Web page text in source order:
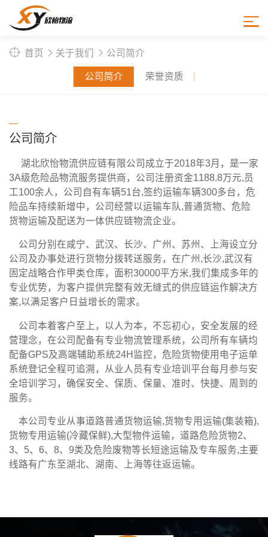
aboutus
关于我们
首页 关于我们 公司简介
公司简介 荣誉资质
公司简介
湖北欣怡物流供应链有限公司成立于2018年3月，是一家
3A级危险品物流服务提供商，公司注册资金1188.8万元,员
工100余人，公司自有车辆51台,签约运输车辆300多台，危
险品车持续新增中，公司经营以运输车队,普通货物、危险
货物运输及配送为一体供应链物流企业。
公司分别在咸宁、武汉、长沙、广州、苏州、上海设立分
公司及办事处进行货物分拨转送服务，在广州,长沙,武汉有
固定战略合作甲类仓库，面积30000平方米,我们集成多年的
专业优势，为客户提供完整有效无缝式的供应链运作解决方
案,以满足客户日益增长的需求。
公司本着客户至上，以人为本，不忘初心，安全发展的经
营理念，在公司配备有专业物流管理系统，公司所有车辆均
配备GPS及高端辅助系统24H监控，危险货物使用电子运单
系统登记全程可追溯，从业人员有专业培训平台每月参与安
全培训学习，确保安全、保质、保量、准时、快捷、周到的
服务。
本公司专业从事道路普通货物运输,货物专用运输(集装箱),
货物专用运输(冷藏保鲜),大型物件运输，道路危险货物2、
3、5、6、8、9类及危险废物等长短途运输及专车服务,主要
线路有广东至湖北、湖南、上海等往返运输。